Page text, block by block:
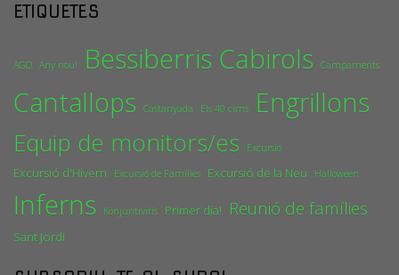
ETIQUETES
AGO Any nou! Bessiberris Cabirols Campaments
Cantallops Castanyada Els 40 cims Engrillons
Equip de monitors/es Excursió
Excursió d'Hivern Excursió de Famílies Excursió de la Neu Halloween
Inferns Konjuntivitis Primer dia! Reunió de famílies
Sant Jordi